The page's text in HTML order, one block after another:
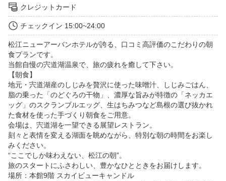
クレジットカード
チェックイン 15:00~24:00
松江ニューアーバンホテルが誇る、口コミ高評価のこだわりの朝
食プランです。
当館自慢の宍道湖温泉で、旅の疲れを癒して下さい。
【朝食】
地元・宍道湖産のしじみを贅沢に使った味噌汁、しじみごはん、
脂の乗った「のどぐろの干物」、濃厚な旨みが特徴の「ネッカエ
ッグ」のスクランブルエッグ、生はちみつなど島根の選び抜かれ
た食材を使った手づくり朝食をご用意。
会場は、宍道湖を一望できる展望レストラン。
刻々と表情を変える湖面を眺めながら、特別な朝の時間をお楽し
みください。
“ここでしか味わえない、松江の朝”。
旅のスタートにふさわしい、豊かなひとときをお届けします。
場所：本館9階 スカイビューキャンドル